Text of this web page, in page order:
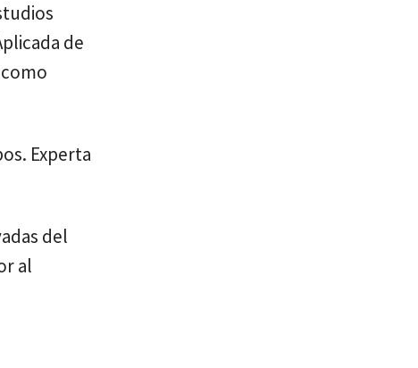
de
Experta
del
al